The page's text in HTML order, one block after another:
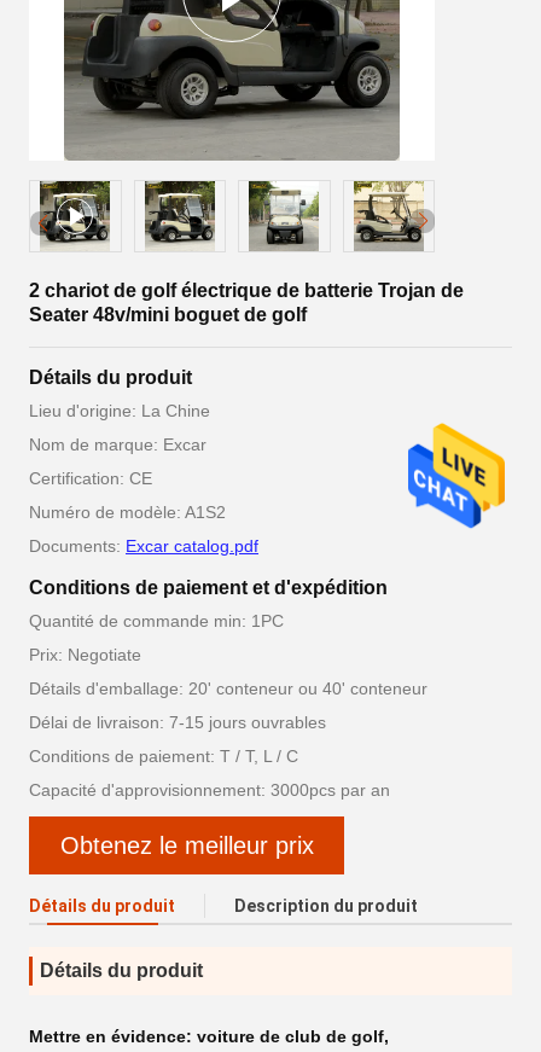
2 chariot de golf électrique de batterie Trojan de
Seater 48v/mini boguet de golf
Détails du produit
Lieu d'origine: La Chine
Nom de marque: Excar
Certification: CE
Numéro de modèle: A1S2
Documents: Excar catalog.pdf
Conditions de paiement et d'expédition
Quantité de commande min: 1PC
Prix: Negotiate
Détails d'emballage: 20' conteneur ou 40' conteneur
Délai de livraison: 7-15 jours ouvrables
Conditions de paiement: T / T, L / C
Capacité d'approvisionnement: 3000pcs par an
Obtenez le meilleur prix
Détails du produit Description du produit
Détails du produit
Mettre en évidence: voiture de club de golf,